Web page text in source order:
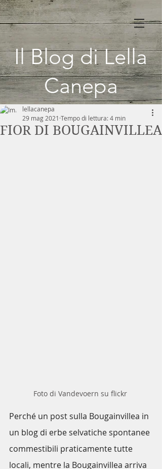
Il Blog di Lella
Canepa
FIOR DI BOUGAINVILLEA
lellacanepa
29 mag 2021 Tempo di lettura: 4 min
Foto di Vandevoern su flickr
Perché un post sulla Bougainvillea in
un blog di erbe selvatiche spontanee
commestibili praticamente tutte
locali, mentre la Bougainvillea arriva